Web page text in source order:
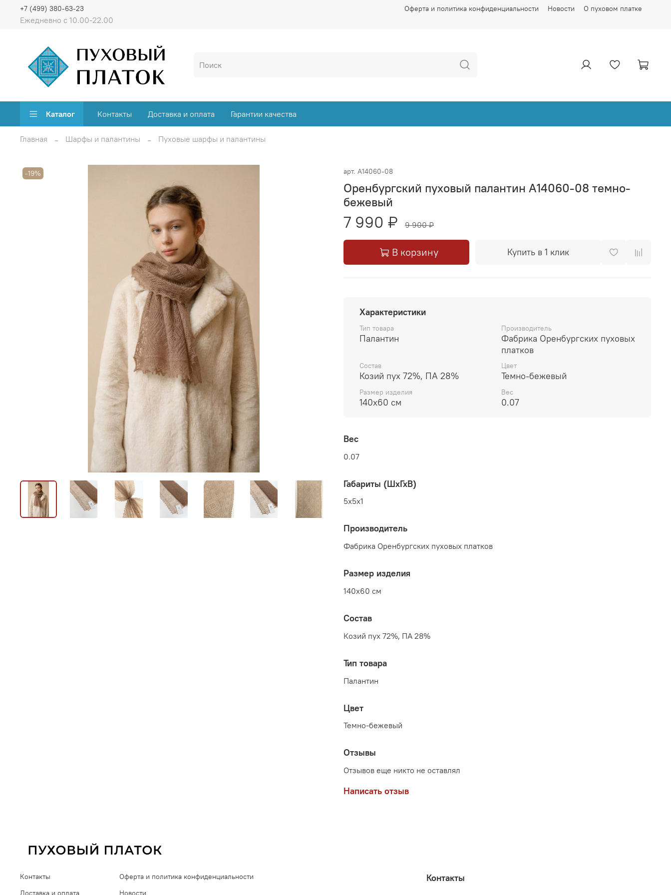
Оферта и политика конфиденциальности Новости О пуховом платке
Ежедневно с 10.00-22.00
+7 (499) 380-63-23
Каталог Контакты Доставка и оплата Гарантии качества
Главная Шарфы и палантины Пуховые шарфы и палантины
-19% арт. А14060-08
Оренбургский пуховый палантин А14060-08 темно-
бежевый
7 990 ₽ 9 900 ₽
В корзину Купить в 1 клик
Характеристики
Тип товара
Палантин
Производитель
Фабрика Оренбургских пуховых
платков
Состав
Козий пух 72%, ПА 28%
Цвет
Темно-бежевый
Размер изделия
140x60 см
Вес
0.07
Вес
0.07
Габариты (ШхГхВ)
5x5x1
Производитель
Фабрика Оренбургских пуховых платков
Размер изделия
140x60 см
Состав
Козий пух 72%, ПА 28%
Тип товара
Палантин
Цвет
Темно-бежевый
Отзывы
Отзывов еще никто не оставлял
Написать отзыв
Контакты
Доставка и оплата
Оферта и политика конфиденциальности
Новости
Контакты